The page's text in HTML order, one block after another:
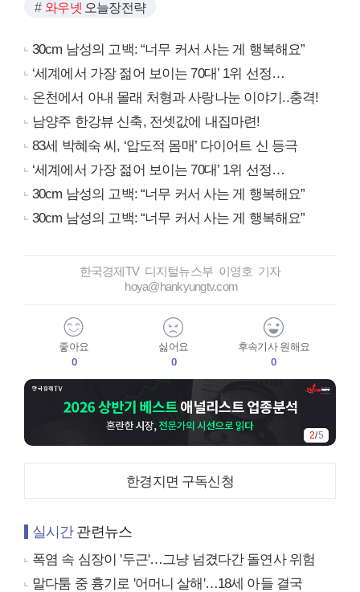
와우넷 오늘장전략
30cm 남성의 고백: “너무 커서 사는 게 행복해요”
‘세계에서 가장 젊어 보이는 70대’ 1위 선정…
온천에서 아내 몰래 처형과 사랑나눈 이야기..충격!
남양주 한강뷰 신축, 전셋값에 내집마련!
83세 박혜숙 씨, ‘압도적 몸매’ 다이어트 신 등극
‘세계에서 가장 젊어 보이는 70대’ 1위 선정…
30cm 남성의 고백: “너무 커서 사는 게 행복해요”
30cm 남성의 고백: “너무 커서 사는 게 행복해요”
한국경제TV 디지털뉴스부 이영호 기자
hoya@hankyungtv.com
좋아요
0
싫어요
0
후속기사 원해요
0
2/5
한경지면 구독신청
실시간관련뉴스
폭염 속 심장이 '두근'…그냥 넘겼다간 돌연사 위험
말다툼 중 흉기로 '어머니 살해'…18세 아들 결국